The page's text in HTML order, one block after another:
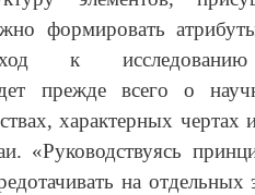
формировать
к исследованию
прежде всего о
характерных
«Руководствуясь
на отдельных